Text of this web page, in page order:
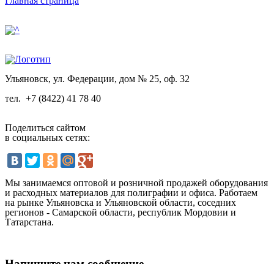
Ульяновск, ул. Федерации, дом № 25, оф. 32
тел. +7 (8422) 41 78 40
Поделиться сайтом
в социальных сетях:
Мы занимаемся оптовой и розничной продажей оборудования
и расходных материалов для полиграфии и офиса. Работаем
на рынке Ульяновска и Ульяновской области, соседних
регионов - Самарской области, республик Мордовии и
Татарстана.